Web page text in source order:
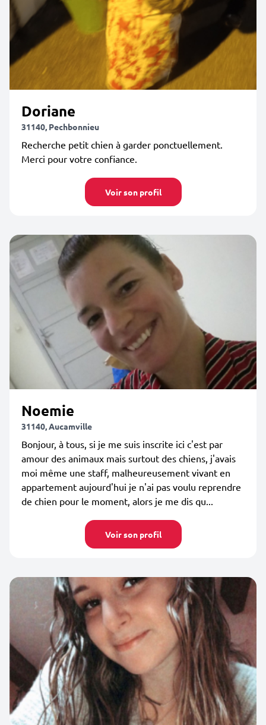
Doriane
31140, Pechbonnieu
Recherche petit chien à garder ponctuellement.
Merci pour votre confiance.
Voir son profil
Noemie
31140, Aucamville
Bonjour, à tous, si je me suis inscrite ici c'est par
amour des animaux mais surtout des chiens, j'avais
moi même une staff, malheureusement vivant en
appartement aujourd'hui je n'ai pas voulu reprendre
de chien pour le moment, alors je me dis qu...
Voir son profil